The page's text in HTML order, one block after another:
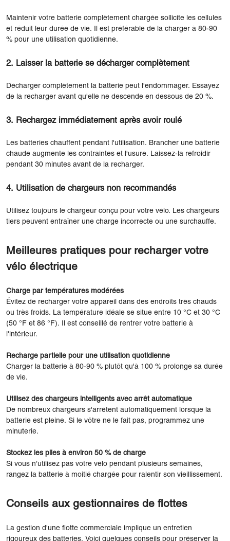
Maintenir votre batterie complètement chargée sollicite les cellules
et réduit leur durée de vie. Il est préférable de la charger à 80-90
% pour une utilisation quotidienne.
2. Laisser la batterie se décharger complètement
Décharger complètement la batterie peut l'endommager. Essayez
de la recharger avant qu'elle ne descende en dessous de 20 %.
3. Rechargez immédiatement après avoir roulé
Les batteries chauffent pendant l'utilisation. Brancher une batterie
chaude augmente les contraintes et l'usure. Laissez-la refroidir
pendant 30 minutes avant de la recharger.
4. Utilisation de chargeurs non recommandés
Utilisez toujours le chargeur conçu pour votre vélo. Les chargeurs
tiers peuvent entraîner une charge incorrecte ou une surchauffe.
Meilleures pratiques pour recharger votre
vélo électrique
Charge par températures modérées
Évitez de recharger votre appareil dans des endroits très chauds
ou très froids. La température idéale se situe entre 10 °C et 30 °C
(50 °F et 86 °F). Il est conseillé de rentrer votre batterie à
l'intérieur.
Recharge partielle pour une utilisation quotidienne
Charger la batterie à 80-90 % plutôt qu'à 100 % prolonge sa durée
de vie.
Utilisez des chargeurs intelligents avec arrêt automatique
De nombreux chargeurs s'arrêtent automatiquement lorsque la
batterie est pleine. Si le vôtre ne le fait pas, programmez une
minuterie.
Stockez les piles à environ 50 % de charge
Si vous n’utilisez pas votre vélo pendant plusieurs semaines,
rangez la batterie à moitié chargée pour ralentir son vieillissement.
Conseils aux gestionnaires de flottes
La gestion d'une flotte commerciale implique un entretien
rigoureux des batteries. Voici quelques conseils pour préserver la